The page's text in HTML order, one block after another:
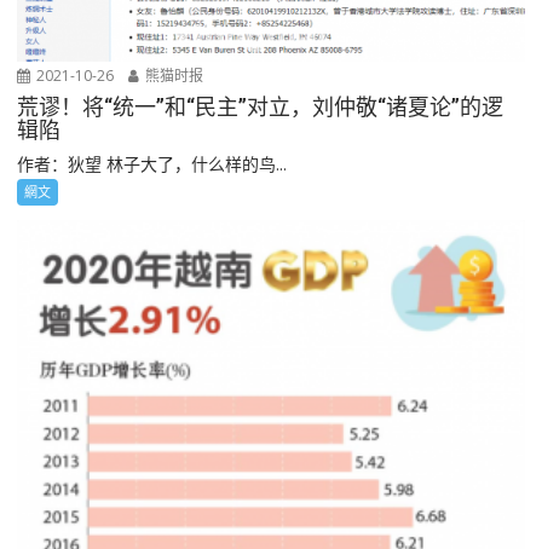
2021-10-26 熊猫时报
荒谬！将“统一”和“民主”对立，刘仲敬“诸夏论”的逻
辑陷
作者：狄望 林子大了，什么样的鸟...
網文